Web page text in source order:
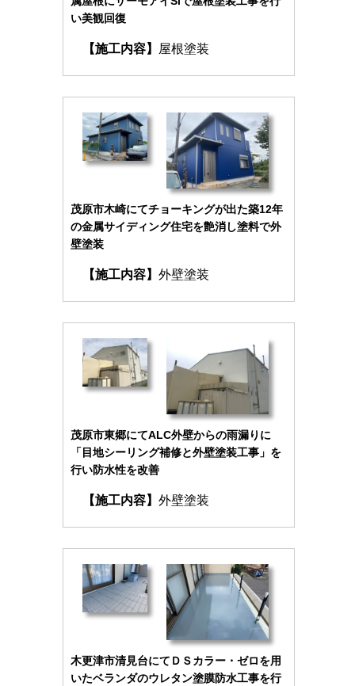
い美観回復
【施工内容】 屋根塗装
茂原市木崎にてチョーキングが出た築12年
の金属サイディング住宅を艶消し塗料で外
壁塗装
【施工内容】 外壁塗装
茂原市東郷にてALC外壁からの雨漏りに
「目地シーリング補修と外壁塗装工事」を
行い防水性を改善
【施工内容】 外壁塗装
木更津市清見台にてＤＳカラー・ゼロを用
いたベランダのウレタン塗膜防水工事を行